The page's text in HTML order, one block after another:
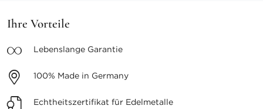
Ihre Vorteile
Lebenslange Garantie
100% Made in Germany
Echtheitszertifikat für Edelmetalle